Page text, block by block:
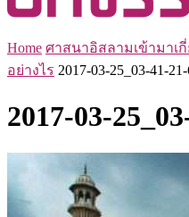
Home ศาสนาอิสลามเข้ามาเ
อย่างไร 2017-03-25_03-41-
2017-03-